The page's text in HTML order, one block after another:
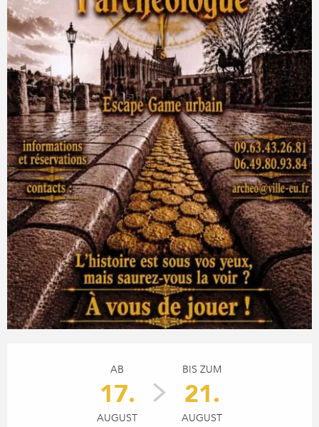
AB
17.
AUGUST
BIS ZUM
21.
AUGUST